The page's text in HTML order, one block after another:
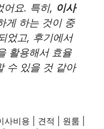
어요. 특히, 이사
게 하는 것이 중
었고, 후기에서
활용해서 효율
수 있을 것 같아